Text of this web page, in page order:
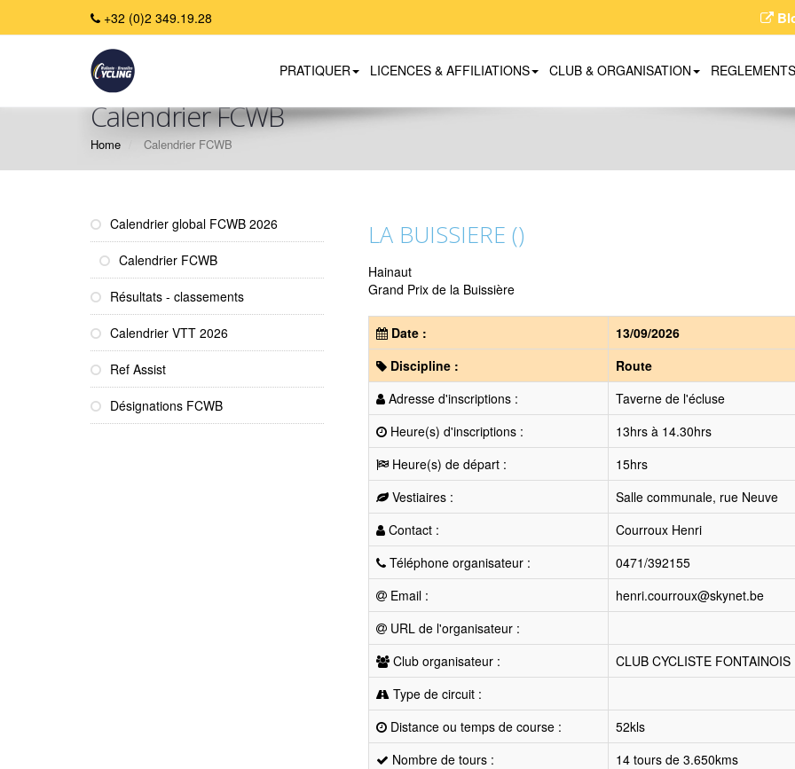
+32 (0)2 349.19.28
PRATIQUER LICENCES & AFFILIATIONS CLUB & ORGANISATION REGLEMENTS
Calendrier FCWB
Home Calendrier FCWB
Calendrier global FCWB 2026
Calendrier FCWB
Résultats - classements
Calendrier VTT 2026
Ref Assist
Désignations FCWB
LA BUISSIERE ()
Hainaut
Grand Prix de la Buissière
Date :
13/09/2026
Discipline :
Route
Adresse d'inscriptions :
Taverne de l'écluse
Heure(s) d'inscriptions :
13hrs à 14.30hrs
Heure(s) de départ :
15hrs
Vestiaires :
Salle communale, rue Neuve
Contact :
Courroux Henri
Téléphone organisateur :
0471/392155
Email :
henri.courroux@skynet.be
URL de l'organisateur :
Club organisateur :
CLUB CYCLISTE FONTAINOIS
Type de circuit :
Distance ou temps de course :
52kls
Nombre de tours :
14 tours de 3.650kms